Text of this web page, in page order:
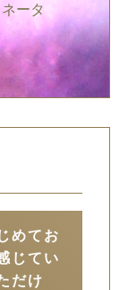
ータ
めてお
じてい
だけ